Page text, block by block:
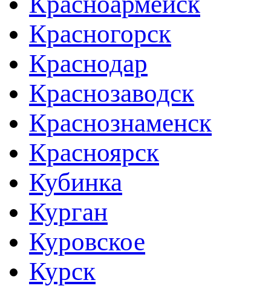
Красногорск
Краснодар
Краснозаводск
Краснознаменск
Красноярск
Кубинка
Курган
Куровское
Курск